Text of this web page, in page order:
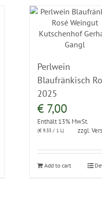
Perlwein
Blaufränkisch
2025
€7,00
Enthält 13% MwSt.
(€9,33/ 1 L) zzgl.
Add to cart